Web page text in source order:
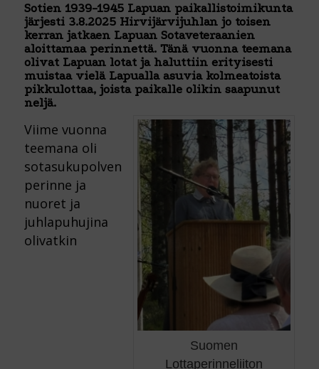
Sotien 1939-1945 Lapuan paikallistoimikunta
järjesti 3.8.2025 Hirvijärvijuhlan jo toisen
kerran jatkaen Lapuan Sotaveteraanien
aloittamaa perinnettä. Tänä vuonna teemana
olivat Lapuan lotat ja haluttiin erityisesti
muistaa vielä Lapualla asuvia kolmeatoista
pikkulottaa, joista paikalle olikin saapunut
neljä.
Suomen
Lottaperinneliiton
Viime vuonna
teemana oli
sotasukupolven
perinne ja
nuoret ja
juhlapuhujina
olivatkin